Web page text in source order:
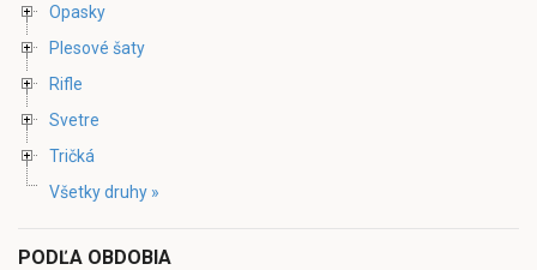
Opasky
Plesové šaty
Rifle
Svetre
Tričká
Všetky druhy »
PODĽA OBDOBIA